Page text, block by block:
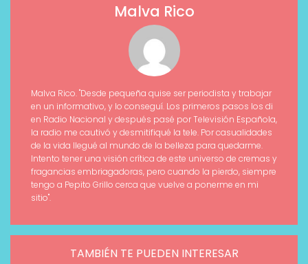
Malva Rico
Malva Rico. "Desde pequeña quise ser periodista y trabajar
en un informativo, y lo conseguí. Los primeros pasos los di
en Radio Nacional y después pasé por Televisión Española,
la radio me cautivó y desmitifiqué la tele. Por casualidades
de la vida llegué al mundo de la belleza para quedarme.
Intento tener una visión crítica de este universo de cremas y
fragancias embriagadoras, pero cuando la pierdo, siempre
tengo a Pepito Grillo cerca que vuelve a ponerme en mi
sitio".
TAMBIÉN TE PUEDEN INTERESAR